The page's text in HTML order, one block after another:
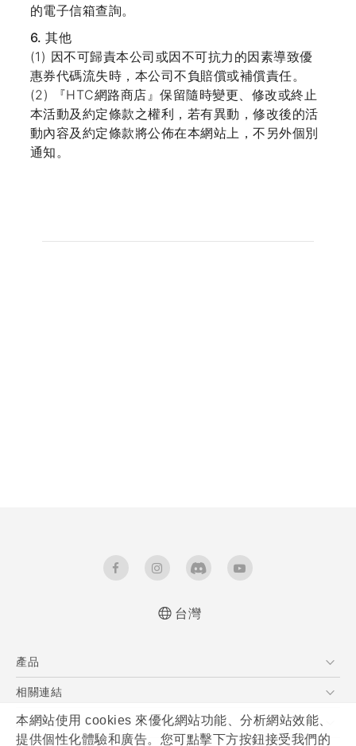
本網站使用 cookies 來優化網站功能、分析網站效能、
提供個性化體驗和廣告。您可點擊下方按鈕接受我們的
的電子信箱查詢。
6. 其他
(1) 因不可歸責本公司或因不可抗力的因素導致優
惠券代碼流失時，本公司不負賠償或補償責任。
(2) 『HTC網路商店』保留隨時變更、修改或終止
本活動及約定條款之權利，若有異動，修改後的活
動內容及約定條款將公佈在本網站上，不另外個別
通知。
台灣
產品
5G
智慧型手機
配件
相關連結
HTC Research
購物說明